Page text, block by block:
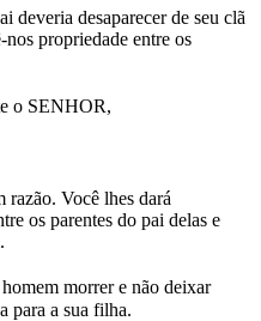
deveria desaparecer de seu clã
propriedade entre os
o SENHOR,
razão. Você lhes dará
os parentes do pai delas e
morrer e não deixar
para a sua filha.